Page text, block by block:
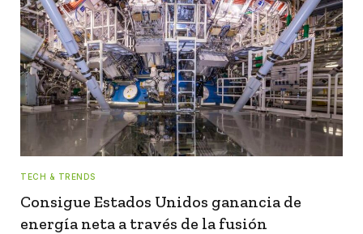
TECH & TRENDS
Consigue Estados Unidos ganancia de
energía neta a través de la fusión